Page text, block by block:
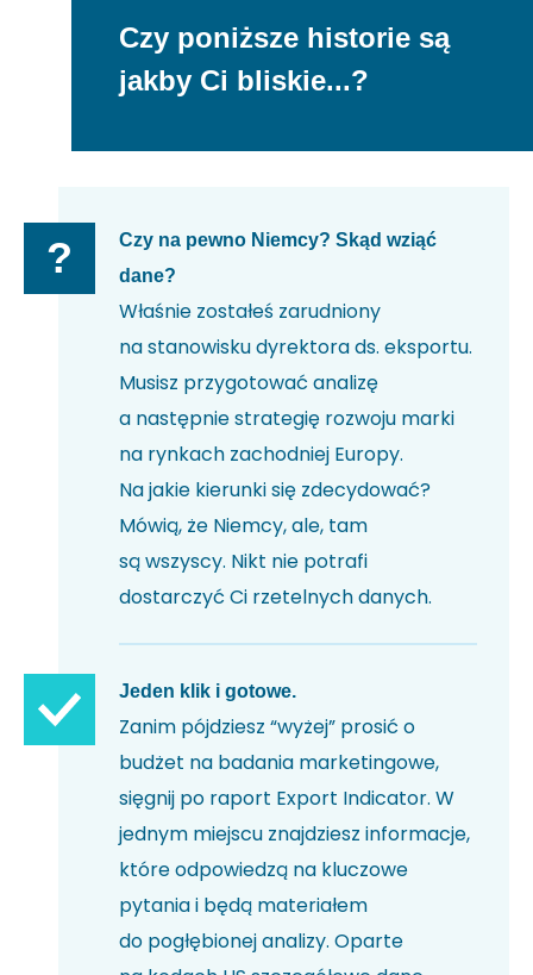
Czy poniższe historie są
jakby Ci bliskie...?
?
Czy na pewno Niemcy? Skąd wziąć
dane?
Właśnie zostałeś zarudniony
na stanowisku dyrektora ds. eksportu.
Musisz przygotować analizę
a następnie strategię rozwoju marki
na rynkach zachodniej Europy.
Na jakie kierunki się zdecydować?
Mówią, że Niemcy, ale, tam
są wszyscy. Nikt nie potrafi
dostarczyć Ci rzetelnych danych.
Jeden klik i gotowe.
Zanim pójdziesz “wyżej” prosić o
budżet na badania marketingowe,
sięgnij po raport Export Indicator. W
jednym miejscu znajdziesz informacje,
które odpowiedzą na kluczowe
pytania i będą materiałem
do pogłębionej analizy. Oparte